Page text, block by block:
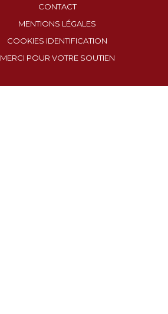
CONTACT
MENTIONS LÉGALES
COOKIES IDENTIFICATION
MERCI POUR VOTRE SOUTIEN